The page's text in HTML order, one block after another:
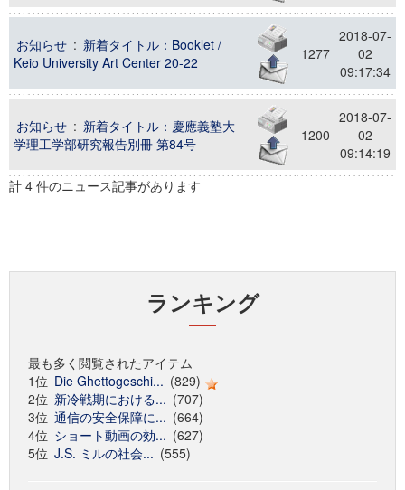
お知らせ : 新着タイトル：Booklet /
Keio University Art Center 20-22
1277
2018-07-
02
09:17:34
お知らせ : 新着タイトル：慶應義塾大
学理工学部研究報告別冊 第84号
1200
2018-07-
02
09:14:19
計 4 件のニュース記事があります
ランキング
最も多く閲覧されたアイテム
1位 Die Ghettogeschi... (829)
2位 新冷戦期における... (707)
3位 通信の安全保障に... (664)
4位 ショート動画の効... (627)
5位 J.S. ミルの社会... (555)